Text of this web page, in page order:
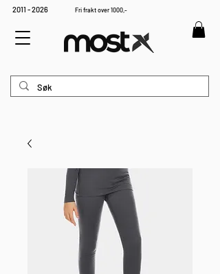
2011 - 2026 Fri frakt over 1000,-